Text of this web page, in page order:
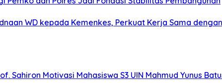
WD kepada Kemenkes, Perkuat Kerja Sama dengan
Sahiron Motivasi Mahasiswa S3 UIN Mahmud Yunus